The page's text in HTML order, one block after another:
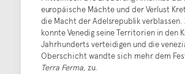
europäische Mächte und der Verlust
die Macht der Adelsrepublik verblassen.
konnte Venedig seine Territorien in den
Jahrhunderts verteidigen und die
Oberschicht wandte sich mehr dem
Terra Ferma, zu.